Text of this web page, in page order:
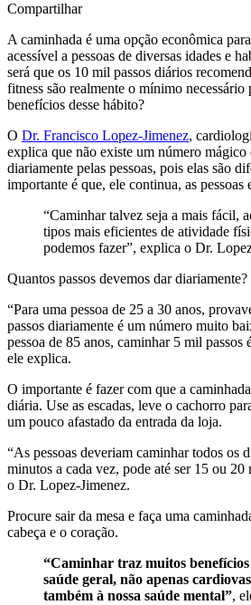
Compartilhar
A caminhada é uma opção econômica
acessível a pessoas de diversas idades e
será que os 10 mil passos diários
fitness são realmente o mínimo necessário
benefícios desse hábito?
O Dr. Francisco Lopez-Jimenez,
explica que não existe um número mágico
diariamente pelas pessoas, pois elas são
importante é que, ele continua, as pessoas
“Caminhar talvez seja a mais fácil,
tipos mais eficientes de atividade
podemos fazer”, explica o Dr.
Quantos passos devemos dar
“Para uma pessoa de 25 a 30 anos,
passos diariamente é um número muito
pessoa de 85 anos, caminhar 5 mil
ele explica.
O importante é fazer com que a
diária. Use as escadas, leve o cachorro
um pouco afastado da entrada da loja.
“As pessoas deveriam caminhar todos os
minutos a cada vez, pode até ser 15 ou 20
o Dr. Lopez-Jimenez.
Procure sair da mesa e faça uma
cabeça e o coração.
“Caminhar traz muitos benefícios
saúde geral, não apenas
também à nossa saúde mental”,